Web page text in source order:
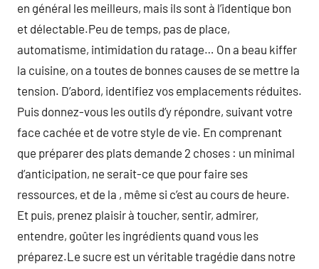
en général les meilleurs, mais ils sont à l’identique bon
et délectable.Peu de temps, pas de place,
automatisme, intimidation du ratage… On a beau kiffer
la cuisine, on a toutes de bonnes causes de se mettre la
tension. D’abord, identifiez vos emplacements réduites.
Puis donnez-vous les outils d’y répondre, suivant votre
face cachée et de votre style de vie. En comprenant
que préparer des plats demande 2 choses : un minimal
d’anticipation, ne serait-ce que pour faire ses
ressources, et de la , même si c’est au cours de heure.
Et puis, prenez plaisir à toucher, sentir, admirer,
entendre, goûter les ingrédients quand vous les
préparez.Le sucre est un véritable tragédie dans notre